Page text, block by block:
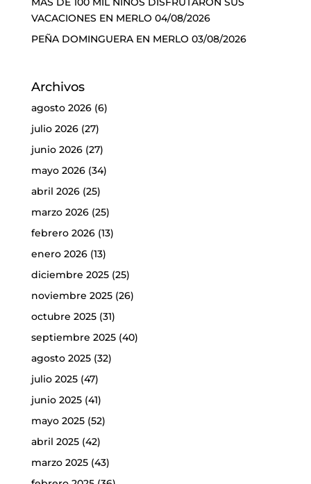
VACACIONES EN MERLO 04/08/2026
PEÑA DOMINGUERA EN MERLO 03/08/2026
Archivos
agosto 2026(6)
julio 2026(27)
junio 2026(27)
mayo 2026(34)
abril 2026(25)
marzo 2026(25)
febrero 2026(13)
enero 2026(13)
diciembre 2025(25)
noviembre 2025(26)
octubre 2025(31)
septiembre 2025(40)
agosto 2025(32)
julio 2025(47)
junio 2025(41)
mayo 2025(52)
abril 2025(42)
marzo 2025(43)